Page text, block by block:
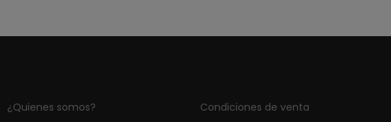
¿Quienes somos?
Condiciones de venta